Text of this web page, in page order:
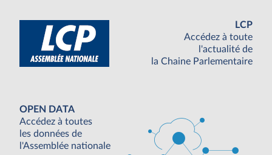
LCP
Accédez à toute
l'actualité de
la Chaine Parlementaire
OPEN DATA
Accédez à toutes
les données de
l'Assemblée nationale